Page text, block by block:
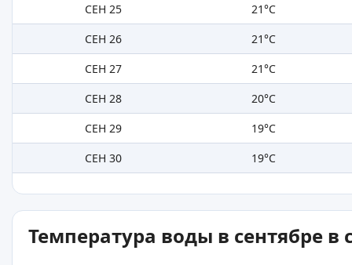
СЕН 25
21°C
СЕН 26
21°C
СЕН 27
21°C
СЕН 28
20°C
СЕН 29
19°C
СЕН 30
19°C
Температура воды в сентябре в